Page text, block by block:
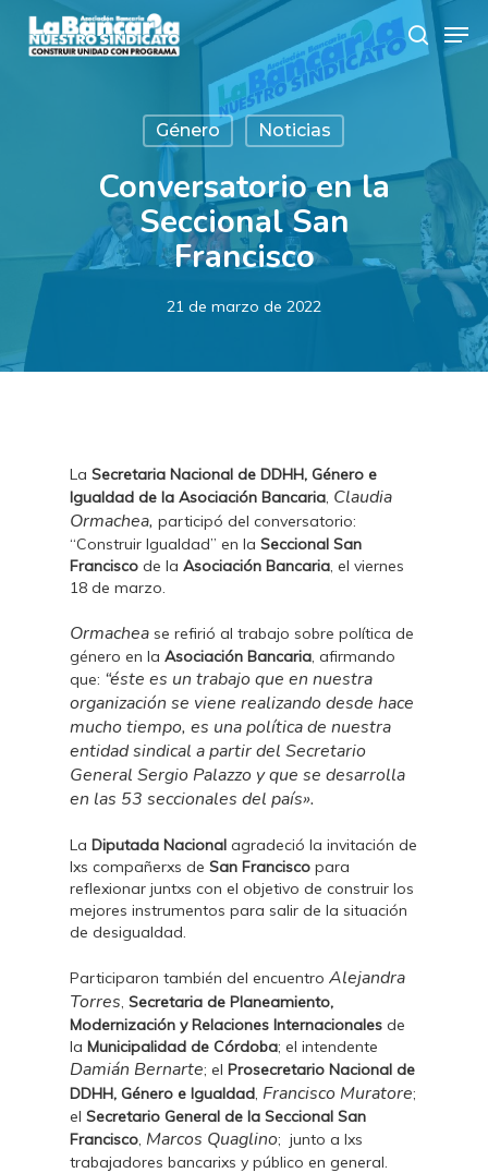
main
search
Género Noticias
Conversatorio en la
Seccional San
Francisco
21 de marzo de 2022
La Secretaria Nacional de DDHH, Género e
Igualdad de la Asociación Bancaria, Claudia
Ormachea, participó del conversatorio:
“Construir Igualdad” en la Seccional San
Francisco de la Asociación Bancaria, el viernes
18 de marzo.
Ormachea se refirió al trabajo sobre política de
género en la Asociación Bancaria, afirmando
que: “éste es un trabajo que en nuestra
organización se viene realizando desde hace
mucho tiempo, es una política de nuestra
entidad sindical a partir del Secretario
General Sergio Palazzo y que se desarrolla
en las 53 seccionales del país».
La Diputada Nacional agradeció la invitación de
lxs compañerxs de San Francisco para
reflexionar juntxs con el objetivo de construir los
mejores instrumentos para salir de la situación
de desigualdad.
Participaron también del encuentro Alejandra
Torres, Secretaria de Planeamiento,
Modernización y Relaciones Internacionales de
la Municipalidad de Córdoba; el intendente
Damián Bernarte; el Prosecretario Nacional de
DDHH, Género e Igualdad, Francisco Muratore;
el Secretario General de la Seccional San
Francisco, Marcos Quaglino; junto a lxs
trabajadores bancarixs y público en general.